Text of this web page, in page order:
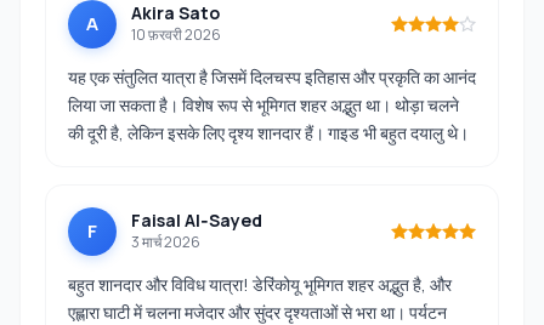
A Akira Sato
10 फ़रवरी 2026
यह एक संतुलित यात्रा है जिसमें दिलचस्प इतिहास और प्रकृति का आनंद
लिया जा सकता है। विशेष रूप से भूमिगत शहर अद्भुत था। थोड़ा चलने
की दूरी है, लेकिन इसके लिए दृश्य शानदार हैं। गाइड भी बहुत दयालु थे।
F Faisal Al‑Sayed
3 मार्च 2026
बहुत शानदार और विविध यात्रा! डेरिंकोयू भूमिगत शहर अद्भुत है, और
एह्लारा घाटी में चलना मजेदार और सुंदर दृश्यताओं से भरा था। पर्यटन